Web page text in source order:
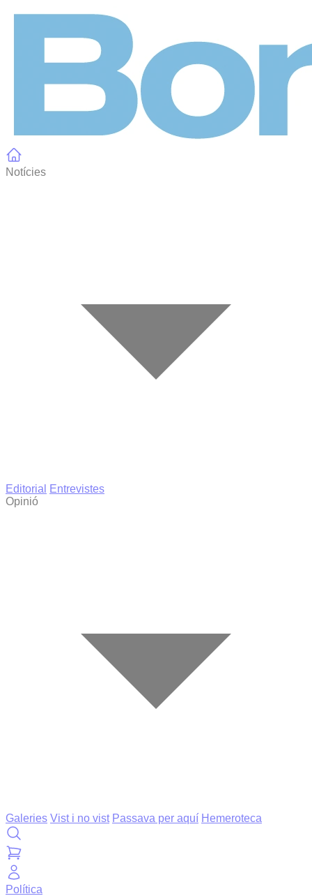
Notícies
Editorial
Entrevistes
Opinió
Galeries Vist i no vist Passava per aquí Hemeroteca
Política